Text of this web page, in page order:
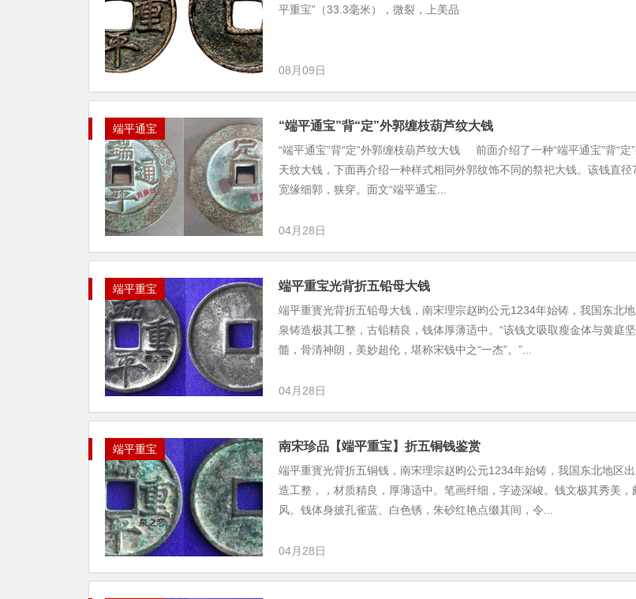
平重宝”（33.3毫米），微裂，上美品
08月09日
端平通宝 “端平通宝”背“定”外郭缠枝葫芦纹大钱
“端平通宝”背“定”外郭缠枝葫芦纹大钱 前面介绍了一种“端平通宝”背“定
天纹大钱，下面再介绍一种样式相同外郭纹饰不同的祭祀大钱。该钱直径
宽缘细郭，狭穿。面文“端平通宝...
04月28日
端平重宝 端平重宝光背折五铅母大钱
端平重寳光背折五铅母大钱，南宋理宗赵昀公元1234年始铸，我国东北
泉铸造极其工整，古铅精良，钱体厚薄适中。“该钱文吸取瘦金体与黄庭
髓，骨清神朗，美妙超伦，堪称宋钱中之“一杰”。”...
04月28日
端平重宝 南宋珍品【端平重宝】折五铜钱鉴赏
端平重寳光背折五铜钱，南宋理宗赵昀公元1234年始铸，我国东北地区
造工整，，材质精良，厚薄适中。笔画纤细，字迹深峻。钱文极其秀美，
风。钱体身披孔雀蓝、白色锈，朱砂红艳点缀其间，令...
04月28日